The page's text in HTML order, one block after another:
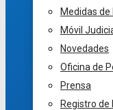
Medidas
Móvil
Novedades
Oficina de
Prensa
Registro